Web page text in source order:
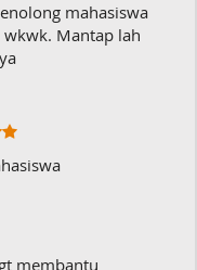
mahasiswa
Mantap lah
membantu